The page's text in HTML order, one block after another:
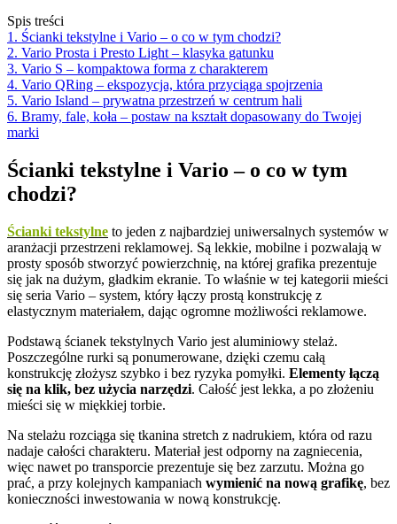
Spis treści
1. Ścianki tekstylne i Vario – o co w tym chodzi?
2. Vario Prosta i Presto Light – klasyka gatunku
3. Vario S – kompaktowa forma z charakterem
4. Vario QRing – ekspozycja, która przyciąga spojrzenia
5. Vario Island – prywatna przestrzeń w centrum hali
6. Bramy, fale, koła – postaw na kształt dopasowany do Twojej
marki
Ścianki tekstylne i Vario – o co w tym
chodzi?
Ścianki tekstylne to jeden z najbardziej uniwersalnych systemów w
aranżacji przestrzeni reklamowej. Są lekkie, mobilne i pozwalają w
prosty sposób stworzyć powierzchnię, na której grafika prezentuje
się jak na dużym, gładkim ekranie. To właśnie w tej kategorii mieści
się seria Vario – system, który łączy prostą konstrukcję z
elastycznym materiałem, dając ogromne możliwości reklamowe.
Podstawą ścianek tekstylnych Vario jest aluminiowy stelaż.
Poszczególne rurki są ponumerowane, dzięki czemu całą
konstrukcję złożysz szybko i bez ryzyka pomyłki. Elementy łączą
się na klik, bez użycia narzędzi. Całość jest lekka, a po złożeniu
mieści się w miękkiej torbie.
Na stelażu rozciąga się tkanina stretch z nadrukiem, która od razu
nadaje całości charakteru. Materiał jest odporny na zagniecenia,
więc nawet po transporcie prezentuje się bez zarzutu. Można go
prać, a przy kolejnych kampaniach wymienić na nową grafikę, bez
konieczności inwestowania w nową konstrukcję.